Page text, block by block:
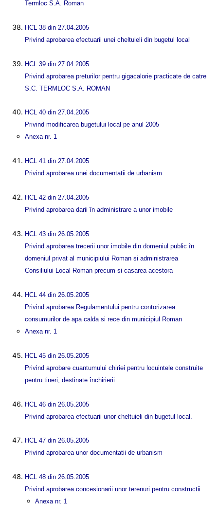
Termloc S.A. Roman
HCL 38 din 27.04.2005
Privind aprobarea efectuarii unei cheltuieli din bugetul local
HCL 39 din 27.04.2005
Privind aprobarea preturilor pentru gigacalorie practicate de catre
S.C. TERMLOC S.A. ROMAN
HCL 40 din 27.04.2005
Privind modificarea bugetului local pe anul 2005
Anexa nr. 1
HCL 41 din 27.04.2005
Privind aprobarea unei documentatii de urbanism
HCL 42 din 27.04.2005
Privind aprobarea darii în administrare a unor imobile
HCL 43 din 26.05.2005
Privind aprobarea trecerii unor imobile din domeniul public în
domeniul privat al municipiului Roman si administrarea
Consiliului Local Roman precum si casarea acestora
HCL 44 din 26.05.2005
Privind aprobarea Regulamentului pentru contorizarea
consumurilor de apa calda si rece din municipiul Roman
Anexa nr. 1
HCL 45 din 26.05.2005
Privind aprobare cuantumului chiriei pentru locuintele construite
pentru tineri, destinate închirierii
HCL 46 din 26.05.2005
Privind aprobarea efectuarii unor cheltuieli din bugetul local.
HCL 47 din 26.05.2005
Privind aprobarea unor documentatii de urbanism
HCL 48 din 26.05.2005
Privind aprobarea concesionarii unor terenuri pentru constructii
Anexa nr. 1